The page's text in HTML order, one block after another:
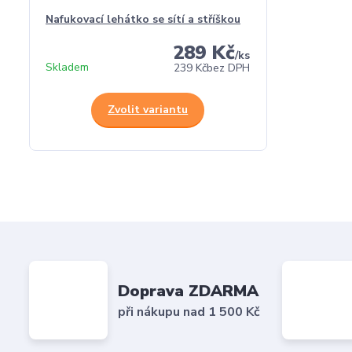
Nafukovací lehátko se sítí a stříškou
289 Kč/ks
239 Kčbez DPH
Skladem
Zvolit variantu
Doprava ZDARMA
při nákupu nad 1 500 Kč